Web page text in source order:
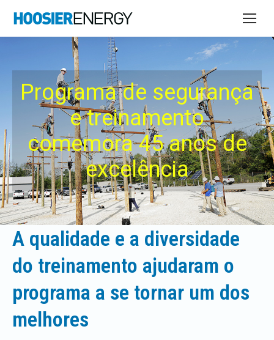
Programa de segurança
e treinamento
comemora 45 anos de
excelência
A qualidade e a diversidade
do treinamento ajudaram o
programa a se tornar um dos
melhores